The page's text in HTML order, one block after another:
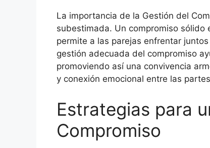
La importancia de la Gestión del
subestimada. Un compromiso
permite a las parejas enfrentar
gestión adecuada del compromiso
promoviendo así una convivencia
y conexión emocional entre las
Estrategias para
Compromiso